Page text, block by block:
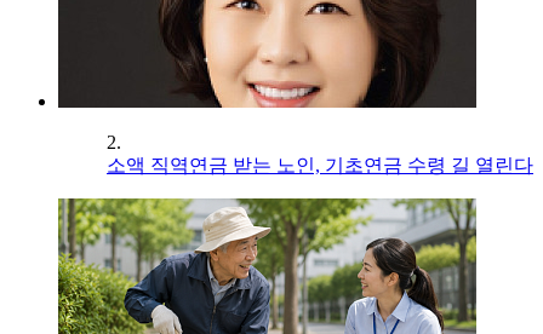
2.
소액 직역연금 받는 노인, 기초연금 수령 길 열린다